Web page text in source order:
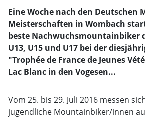
Eine Woche nach den Deutschen
Meisterschaften in Wombach
beste Nachwuchsmountainbiker
U13, U15 und U17 bei der
"Trophée de France de Jeunes
Lac Blanc in den Vogesen...
Vom 25. bis 29. Juli 2016 messen
jugendliche Mountainbiker/innen